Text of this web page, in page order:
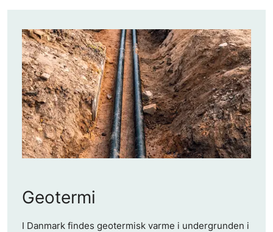
Geotermi
I Danmark findes geotermisk varme i undergrunden i